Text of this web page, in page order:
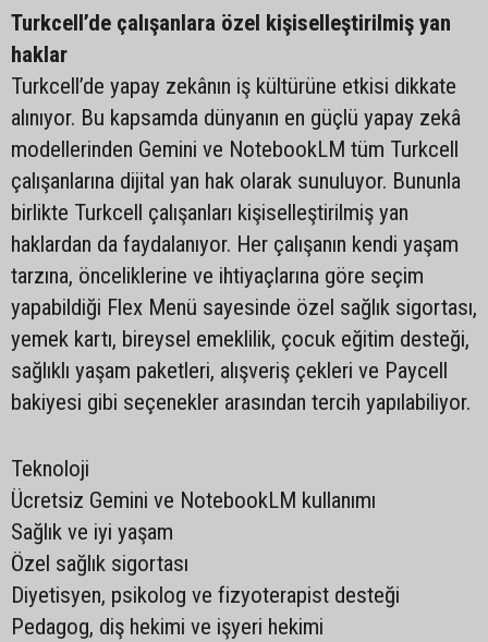
Turkcell’de çalışanlara özel kişiselleştirilmiş yan
haklar
Turkcell’de yapay zekânın iş kültürüne etkisi dikkate
alınıyor. Bu kapsamda dünyanın en güçlü yapay zekâ
modellerinden Gemini ve NotebookLM tüm Turkcell
çalışanlarına dijital yan hak olarak sunuluyor. Bununla
birlikte Turkcell çalışanları kişiselleştirilmiş yan
haklardan da faydalanıyor. Her çalışanın kendi yaşam
tarzına, önceliklerine ve ihtiyaçlarına göre seçim
yapabildiği Flex Menü sayesinde özel sağlık sigortası,
yemek kartı, bireysel emeklilik, çocuk eğitim desteği,
sağlıklı yaşam paketleri, alışveriş çekleri ve Paycell
bakiyesi gibi seçenekler arasından tercih yapılabiliyor.
Teknoloji
Ücretsiz Gemini ve NotebookLM kullanımı
Sağlık ve iyi yaşam
Özel sağlık sigortası
Diyetisyen, psikolog ve fizyoterapist desteği
Pedagog, diş hekimi ve işyeri hekimi